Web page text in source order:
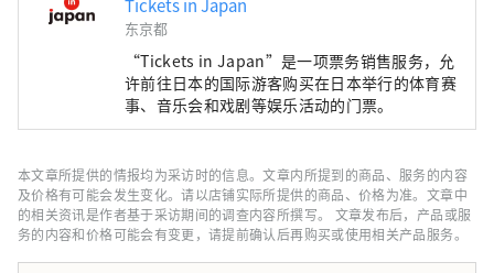
Tickets in Japan
东京都
“Tickets in Japan”是一项票务销售服务，允
许前往日本的国际游客购买在日本举行的体育赛
事、音乐会和戏剧等娱乐活动的门票。
本文章所提供的情报均为采访时的信息。文章内所提到的商品、服务的内容
及价格有可能会发生变化。请以店铺实际所提供的商品、价格为准。文章中
的相关资讯是作者基于采访期间的调查内容所撰写。 文章发布后，产品或服
务的内容和价格可能会有变更，请提前确认后再购买或使用相关产品服务。